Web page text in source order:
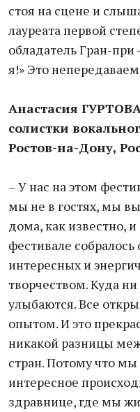
стоя на сцене и
лауреата первой
обладатель Гран-
я!» Это
Анастасия
солистки
Ростов-на-Дону,
– У нас на этом
мы не в гостях, мы
дома, как известно,
фестивале
интересных и
творчеством. Куда
улыбаются. Все
опытом. И это
никакой разницы
стран. Потому что
интересное
здравнице, где мы